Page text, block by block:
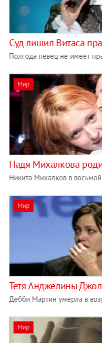
Суд лишил Витаса
Полгода певец не имеет
Мир
Надя Михалкова
Никита Михалков в
Мир
Тетя Анджелины
Дебби Мартин умерла в
Мир